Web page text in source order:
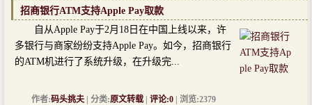
招商银行ATM支持Apple Pay取款
自从Apple Pay于2月18日在中国上线以来，许
多银行与商家纷纷支持Apple Pay。如今，招商银行
的ATM机进行了系统升级，在升级完...
作者:码头挑夫 | 分类:原文转载 评论:0 | 浏览:2379